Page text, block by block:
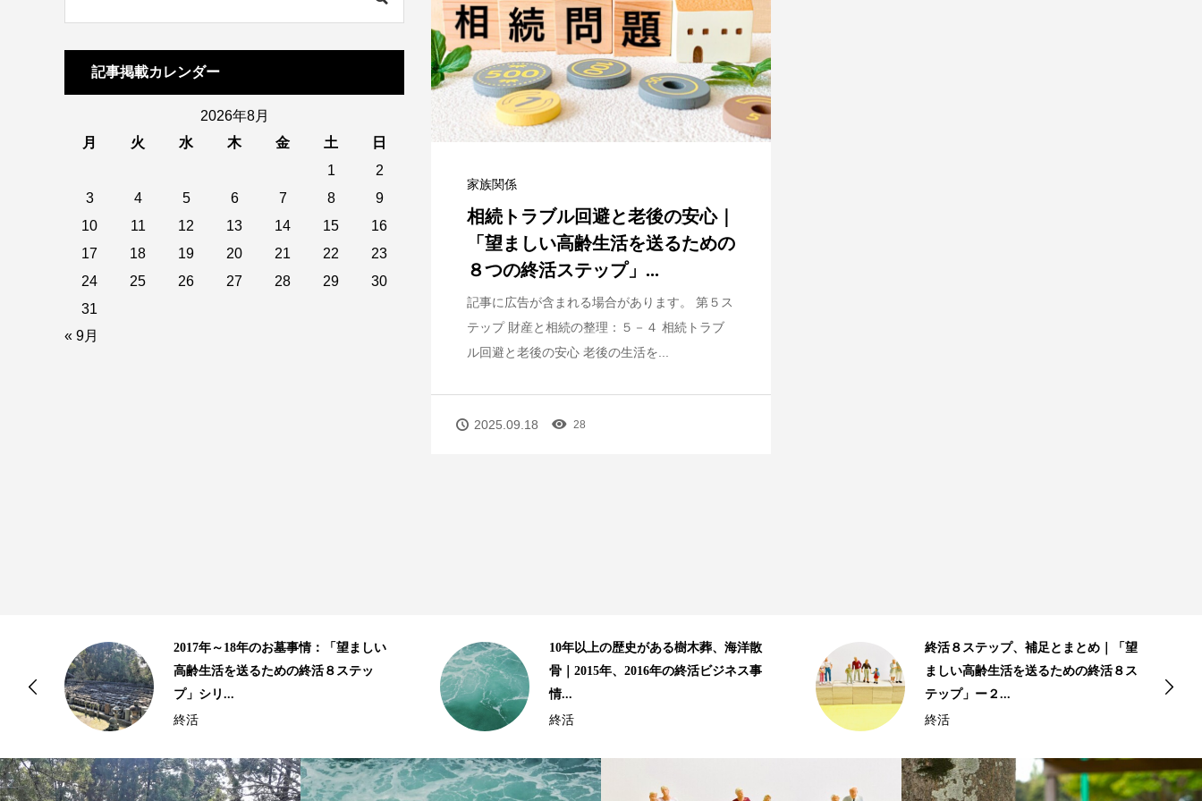
家族関係
相続トラブル回避と老後の安心｜
「望ましい高齢生活を送るための
８つの終活ステップ」...
記事に広告が含まれる場合があります。 第５ス
テップ 財産と相続の整理：５－４ 相続トラブ
ル回避と老後の安心 老後の生活を...
2025.09.18 28
記事掲載カレンダー
2026年8月
月
火 水 木 金 土
日
1
2
3
4 5 6 7 8
9
10
11 12 13 14 15
16
17
18 19 20 21 22
23
24
25 26 27 28 29
30
31
« 9月
事情：「望ましい
の終活８ステッ
10年以上の歴史がある樹木葬、海洋散
骨｜2015年、2016年の終活ビジネス事
終活８ステップ、補足とまとめ｜「望
ましい高齢生活を送るための終活８ス
おひとりさまの終活課題と対
ましい高齢生活を送るための